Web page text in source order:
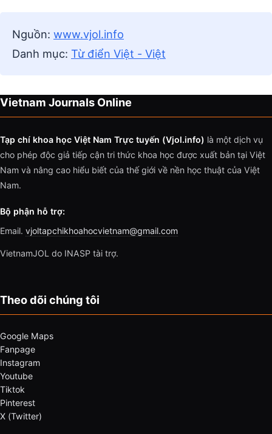
Nguồn: www.vjol.info
Danh mục: Từ điển Việt - Việt
Vietnam Journals Online
Tạp chí khoa học Việt Nam Trực tuyến (Vjol.info) là một dịch vụ
cho phép độc giả tiếp cận tri thức khoa học được xuất bản tại Việt
Nam và nâng cao hiểu biết của thế giới về nền học thuật của Việt
Nam.
Bộ phận hỗ trợ:
Email. vjoltapchikhoahocvietnam@gmail.com
VietnamJOL do INASP tài trợ.
Theo dõi chúng tôi
Google Maps
Fanpage
Instagram
Youtube
Tiktok
Pinterest
X (Twitter)